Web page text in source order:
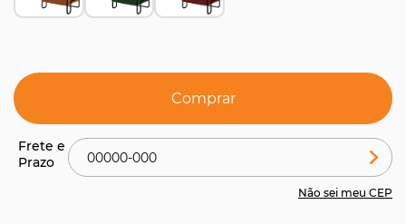
Comprar
Não sei meu CEP